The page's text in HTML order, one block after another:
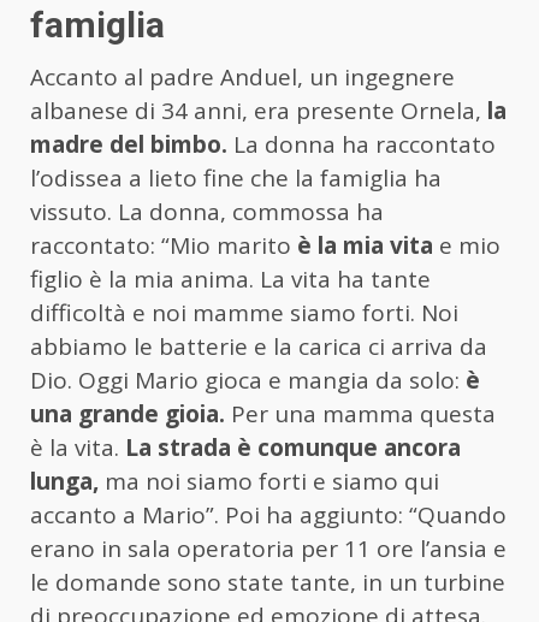
famiglia
Accanto al padre Anduel, un ingegnere
albanese di 34 anni, era presente Ornela, la
madre del bimbo. La donna ha raccontato
l’odissea a lieto fine che la famiglia ha
vissuto. La donna, commossa ha
raccontato: “Mio marito è la mia vita e mio
figlio è la mia anima. La vita ha tante
difficoltà e noi mamme siamo forti. Noi
abbiamo le batterie e la carica ci arriva da
Dio. Oggi Mario gioca e mangia da solo: è
una grande gioia. Per una mamma questa
è la vita. La strada è comunque ancora
lunga, ma noi siamo forti e siamo qui
accanto a Mario”. Poi ha aggiunto: “Quando
erano in sala operatoria per 11 ore l’ansia e
le domande sono state tante, in un turbine